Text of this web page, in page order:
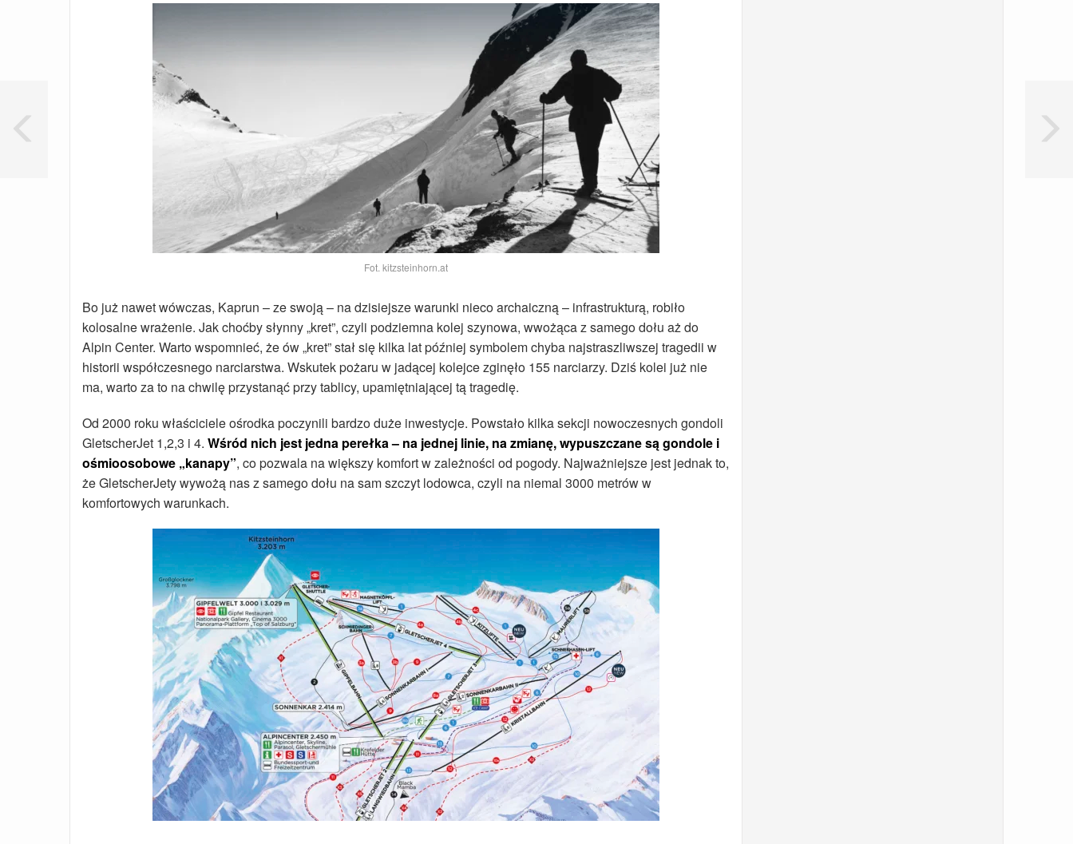
Fot. kitzsteinhorn.at
Bo już nawet wówczas, Kaprun – ze swoją – na dzisiejsze warunki nieco archaiczną – infrastrukturą, robiło
kolosalne wrażenie. Jak choćby słynny „kret”, czyli podziemna kolej szynowa, wwożąca z samego dołu aż do
Alpin Center. Warto wspomnieć, że ów „kret” stał się kilka lat później symbolem chyba najstraszliwszej tragedii w
historii współczesnego narciarstwa. Wskutek pożaru w jadącej kolejce zginęło 155 narciarzy. Dziś kolei już nie
ma, warto za to na chwilę przystanąć przy tablicy, upamiętniającej tą tragedię.
Od 2000 roku właściciele ośrodka poczynili bardzo duże inwestycje. Powstało kilka sekcji nowoczesnych gondoli
GletscherJet 1,2,3 i 4. Wśród nich jest jedna perełka – na jednej linie, na zmianę, wypuszczane są gondole i
ośmioosobowe „kanapy”, co pozwala na większy komfort w zależności od pogody. Najważniejsze jest jednak to,
że GletscherJety wywożą nas z samego dołu na sam szczyt lodowca, czyli na niemal 3000 metrów w
komfortowych warunkach.